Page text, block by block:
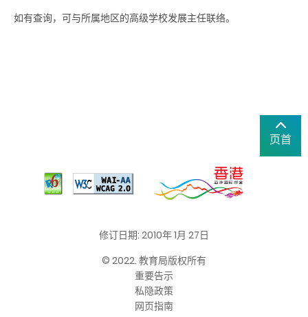
如有查询，可与所属地区的高级学校发展主任联络。
页首
修订日期: 2010年 1月 27日
© 2022. 教育局版权所有
重要告示
私隐政策
网页指南